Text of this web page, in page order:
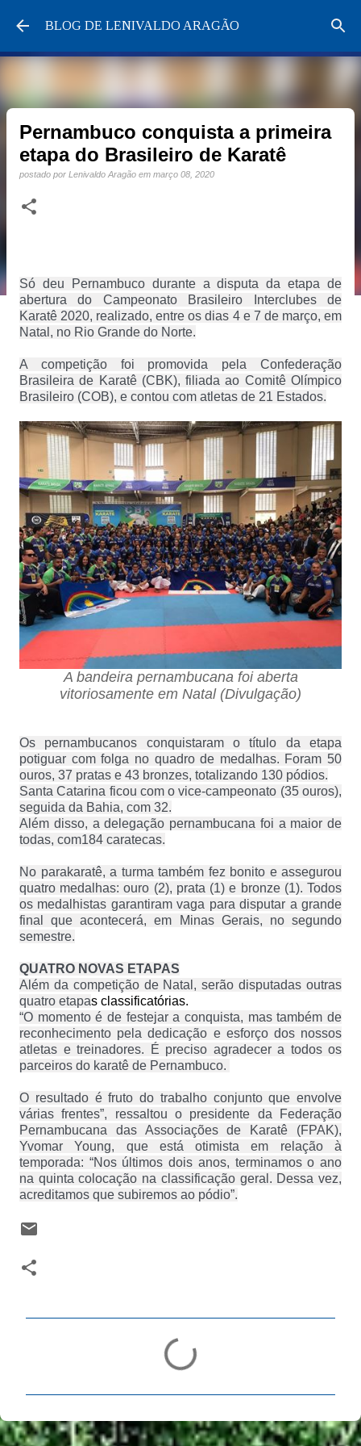
Pular para o conteúdo principal
BLOG DE LENIVALDO ARAGÃO
Pernambuco conquista a primeira
etapa do Brasileiro de Karatê
postado por Lenivaldo Aragão em março 08, 2020
Só deu Pernambuco durante a disputa da etapa de
abertura do Campeonato Brasileiro Interclubes de
Karatê 2020, realizado, entre os dias 4 e 7 de março, em
Natal, no Rio Grande do Norte.
A competição foi promovida pela Confederação
Brasileira de Karatê (CBK), filiada ao Comitê Olímpico
Brasileiro (COB), e contou com atletas de 21 Estados.
A bandeira pernambucana foi aberta
vitoriosamente em Natal (Divulgação)
Os pernambucanos conquistaram o título da etapa
potiguar com folga no quadro de medalhas. Foram 50
ouros, 37 pratas e 43 bronzes, totalizando 130 pódios.
Santa Catarina ficou com o vice-campeonato (35 ouros),
seguida da Bahia, com 32.
Além disso, a delegação pernambucana foi a maior de
todas, com184 caratecas.
No parakaratê, a turma também fez bonito e assegurou
quatro medalhas: ouro (2), prata (1) e bronze (1). Todos
os medalhistas garantiram vaga para disputar a grande
final que acontecerá, em Minas Gerais, no segundo
semestre.
QUATRO NOVAS ETAPAS
Além da competição de Natal, serão disputadas outras
quatro etapas classificatórias.
“O momento é de festejar a conquista, mas também de
reconhecimento pela dedicação e esforço dos nossos
atletas e treinadores. É preciso agradecer a todos os
parceiros do karatê de Pernambuco.
O resultado é fruto do trabalho conjunto que envolve
várias frentes”, ressaltou o presidente da Federação
Pernambucana das Associações de Karatê (FPAK),
Yvomar Young, que está otimista em relação à
temporada: “Nos últimos dois anos, terminamos o ano
na quinta colocação na classificação geral. Dessa vez,
acreditamos que subiremos ao pódio”.
n